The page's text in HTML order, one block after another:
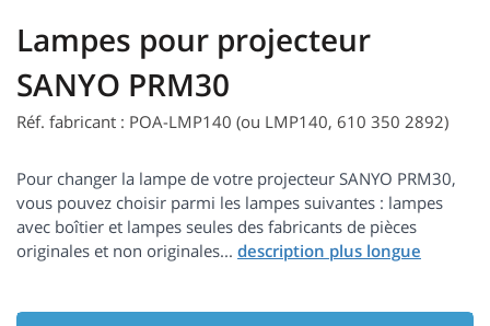
Lampes pour projecteur
SANYO PRM30
Réf. fabricant : POA-LMP140 (ou LMP140, 610 350 2892)
Pour changer la lampe de votre projecteur SANYO PRM30,
vous pouvez choisir parmi les lampes suivantes : lampes
avec boîtier et lampes seules des fabricants de pièces
originales et non originales...